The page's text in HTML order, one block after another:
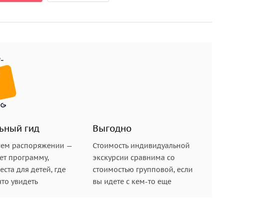
гид
распоряжении —
программу,
для детей, где
увидеть
Выгодно
Стоимость индивидуальной
экскурсии сравнима со
стоимостью групповой, если
вы идете с кем-то еще